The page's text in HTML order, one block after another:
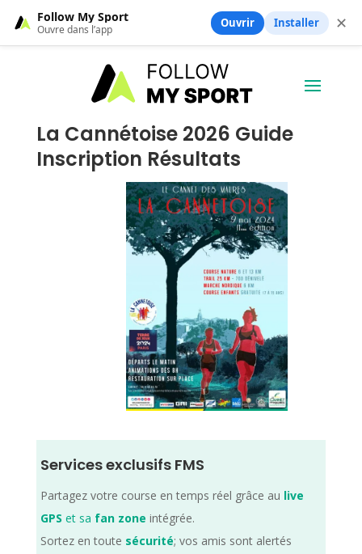
La Cannétoise 2026 Guide
Inscription Résultats
Services exclusifs FMS
Partagez votre course en temps réel grâce au live
GPS et sa fan zone intégrée.
Sortez en toute sécurité; vos amis sont alertés
Follow My Sport
Ouvre dans l’app Ouvrir Installer ✕